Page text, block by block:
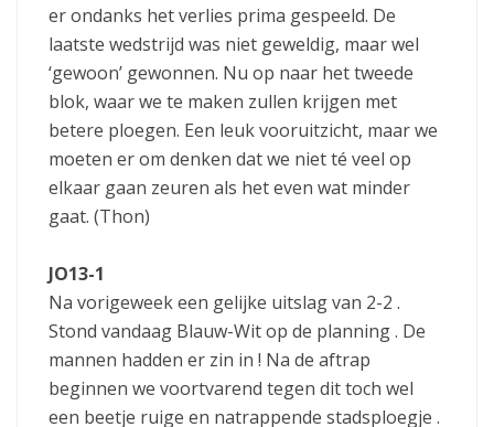
er ondanks het verlies prima gespeeld. De
laatste wedstrijd was niet geweldig, maar wel
‘gewoon’ gewonnen. Nu op naar het tweede
blok, waar we te maken zullen krijgen met
betere ploegen. Een leuk vooruitzicht, maar we
moeten er om denken dat we niet té veel op
elkaar gaan zeuren als het even wat minder
gaat. (Thon)
JO13-1
Na vorigeweek een gelijke uitslag van 2-2 .
Stond vandaag Blauw-Wit op de planning . De
mannen hadden er zin in ! Na de aftrap
beginnen we voortvarend tegen dit toch wel
een beetje ruige en natrappende stadsploegje .